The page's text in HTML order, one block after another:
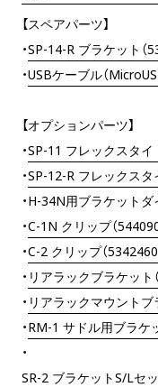
【スペアパーツ】
・SP-14-R ブラケット（
・USBケーブル（
【オプションパーツ】
・SP-11 フレックスタイ
・SP-12-R フレックスタ
・H-34N用ブラケットダ
・C-1N クリップ（
・C-2 クリップ（5342460
・ リアラックブラケット
・ リアラックマウントブ
・RM-1 サドル用ブラケ
・
SR-2 ブラケットS/Lセ